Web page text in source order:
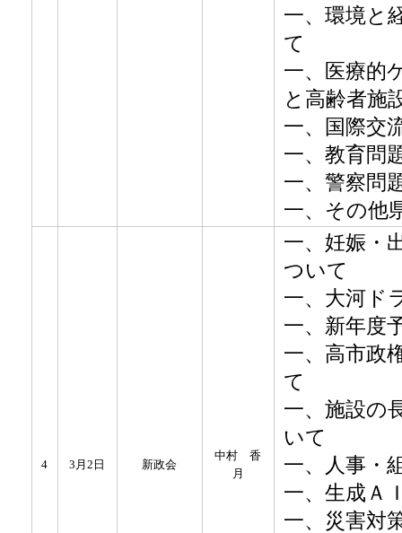
一、環境と
て
一、医療的
と高齢者施
一、国際交
一、教育問
一、警察問
一、その他
4 3月2日 新政会
中村 香
月
一、妊娠・
ついて
一、大河ド
一、新年度
一、高市政
て
一、施設の
いて
一、人事・
一、生成Ａ
一、災害対